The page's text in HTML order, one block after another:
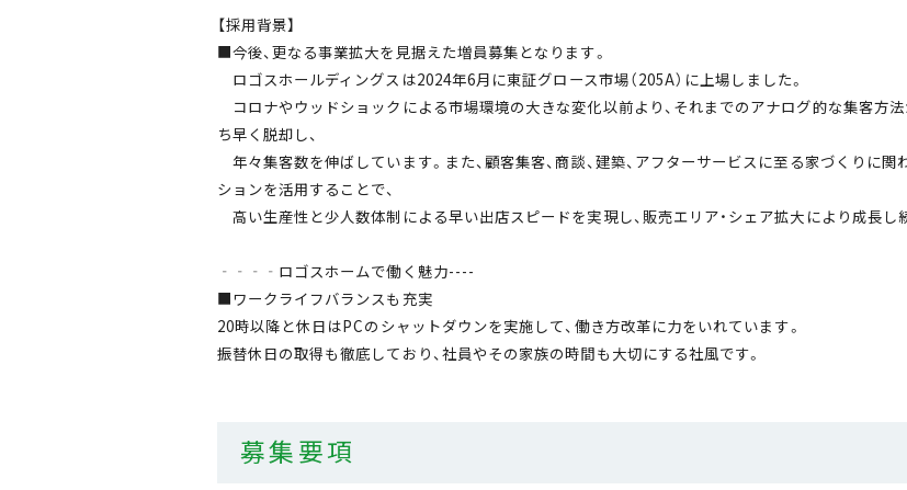
【採用背景】
■今後、更なる事業拡大を見据えた増員募集となります。
ロゴスホールディングスは2024年6月に東証グロース市場（205A）に上場しました。
コロナやウッドショックによる市場環境の大きな変化以前より、それまでのアナログ的な集客方
ち早く脱却し、
年々集客数を伸ばしています。また、顧客集客、商談、建築、アフターサービスに至る家づくりに
ションを活用することで、
高い生産性と少人数体制による早い出店スピードを実現し、販売エリア・シェア拡大により成長し
‐‐‐‐ロゴスホームで働く魅力----
■ワークライフバランスも充実
20時以降と休日はPCのシャットダウンを実施して、働き方改革に力をいれています。
振替休日の取得も徹底しており、社員やその家族の時間も大切にする社風です。
募集要項